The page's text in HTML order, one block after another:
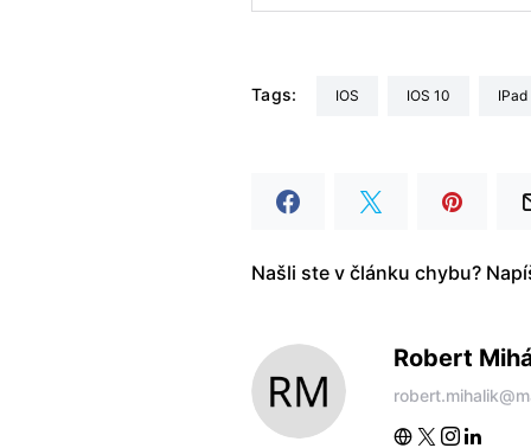
Tags: iOS iOS 10 iPad
Našli ste v článku chybu?
Robert